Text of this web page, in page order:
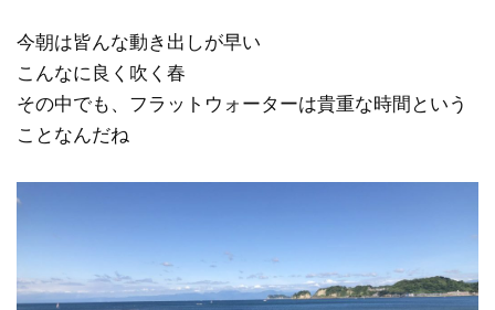
今朝は皆んな動き出しが早い
こんなに良く吹く春
その中でも、フラットウォーターは貴重な時間という
ことなんだね